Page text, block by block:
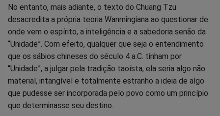
No entanto, mais adiante, o texto do Chuang Tzu
desacredita a própria teoria Wanmingiana ao questionar de
onde vem o espírito, a inteligência e a sabedoria senão da
“Unidade”. Com efeito, qualquer que seja o entendimento
que os sábios chineses do século 4 a.C. tinham por
“Unidade”, a julgar pela tradição taoísta, ela seria algo não
material, intangível e totalmente estranho a ideia de algo
que pudesse ser incorporada pelo povo como um princípio
que determinasse seu destino.